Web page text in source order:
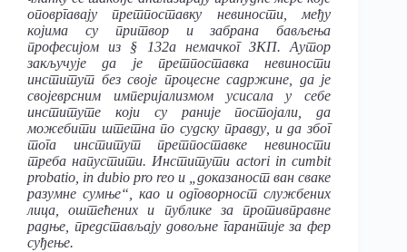
оповргавају претпоставку невиности, међу
којима су притвор и забрана бављења
професијом из § 132а немачког ЗКП. Аутор
закључује да је претпоставка невиности
институт без своје процесне садржине, да је
својеврсним империјализмом усисала у себе
институте који су раније постојали, да
можебити штетна по судску правду, и да због
тога институт претпоставке невиности
треба напустити. Институти actori in cumbit
probatio, in dubio pro reo и „доказаност ван сваке
разумне сумње“, као и одговорност службених
лица, оштећених и публике за противправне
радње, представљају довољне гарантије за фер
суђење.